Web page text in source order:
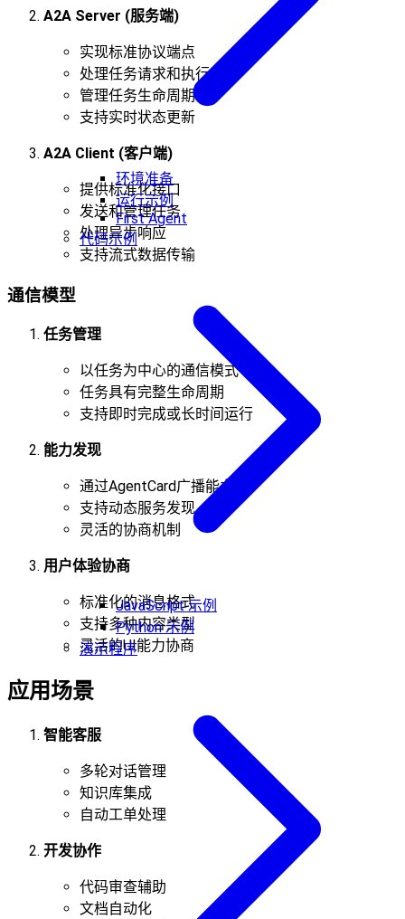
环境准备
运行示例
First Agent
代码示例
JavaScript 示例
Python 示例
演示程序
A2A Server (服务端)
实现标准协议端点
处理任务请求和执行
管理任务生命周期
支持实时状态更新
A2A Client (客户端)
提供标准化接口
发送和管理任务
处理异步响应
支持流式数据传输
通信模型
任务管理
以任务为中心的通信模式
任务具有完整生命周期
支持即时完成或长时间运行
能力发现
通过AgentCard广播能力
支持动态服务发现
灵活的协商机制
用户体验协商
标准化的消息格式
支持多种内容类型
灵活的UI能力协商
应用场景
智能客服
多轮对话管理
知识库集成
自动工单处理
开发协作
代码审查辅助
文档自动化